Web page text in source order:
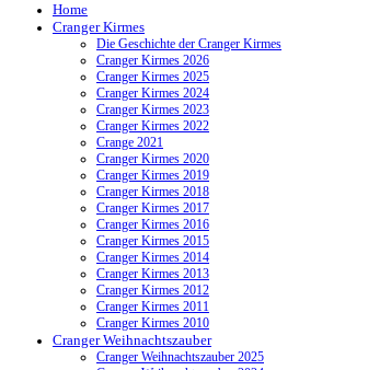
Home
Cranger Kirmes
Die Geschichte der Cranger Kirmes
Cranger Kirmes 2026
Cranger Kirmes 2025
Cranger Kirmes 2024
Cranger Kirmes 2023
Cranger Kirmes 2022
Crange 2021
Cranger Kirmes 2020
Cranger Kirmes 2019
Cranger Kirmes 2018
Cranger Kirmes 2017
Cranger Kirmes 2016
Cranger Kirmes 2015
Cranger Kirmes 2014
Cranger Kirmes 2013
Cranger Kirmes 2012
Cranger Kirmes 2011
Cranger Kirmes 2010
Cranger Weihnachtszauber
Cranger Weihnachtszauber 2025